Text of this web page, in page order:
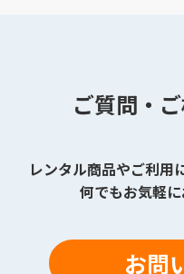
ご質問・
レンタル商品やご利用
何でもお気軽
お問